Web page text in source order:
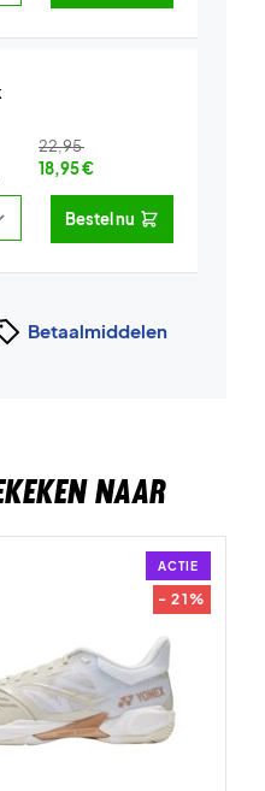
22,95
18,95€
Bestel nu
Betaalmiddelen
NAAR
ACTIE
- 21%